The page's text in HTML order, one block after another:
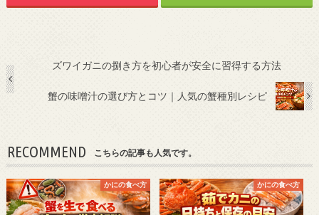
ズワイガニの捌き方を初心者が安全に習得する方法
蟹の味噌汁の選び方とコツ｜人気の蟹種別レシピ
RECOMMEND こちらの記事も人気です。
かにの食べ方 かにの食べ方